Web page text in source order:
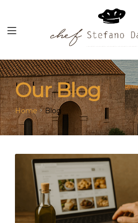
Our Blog
Home Blog